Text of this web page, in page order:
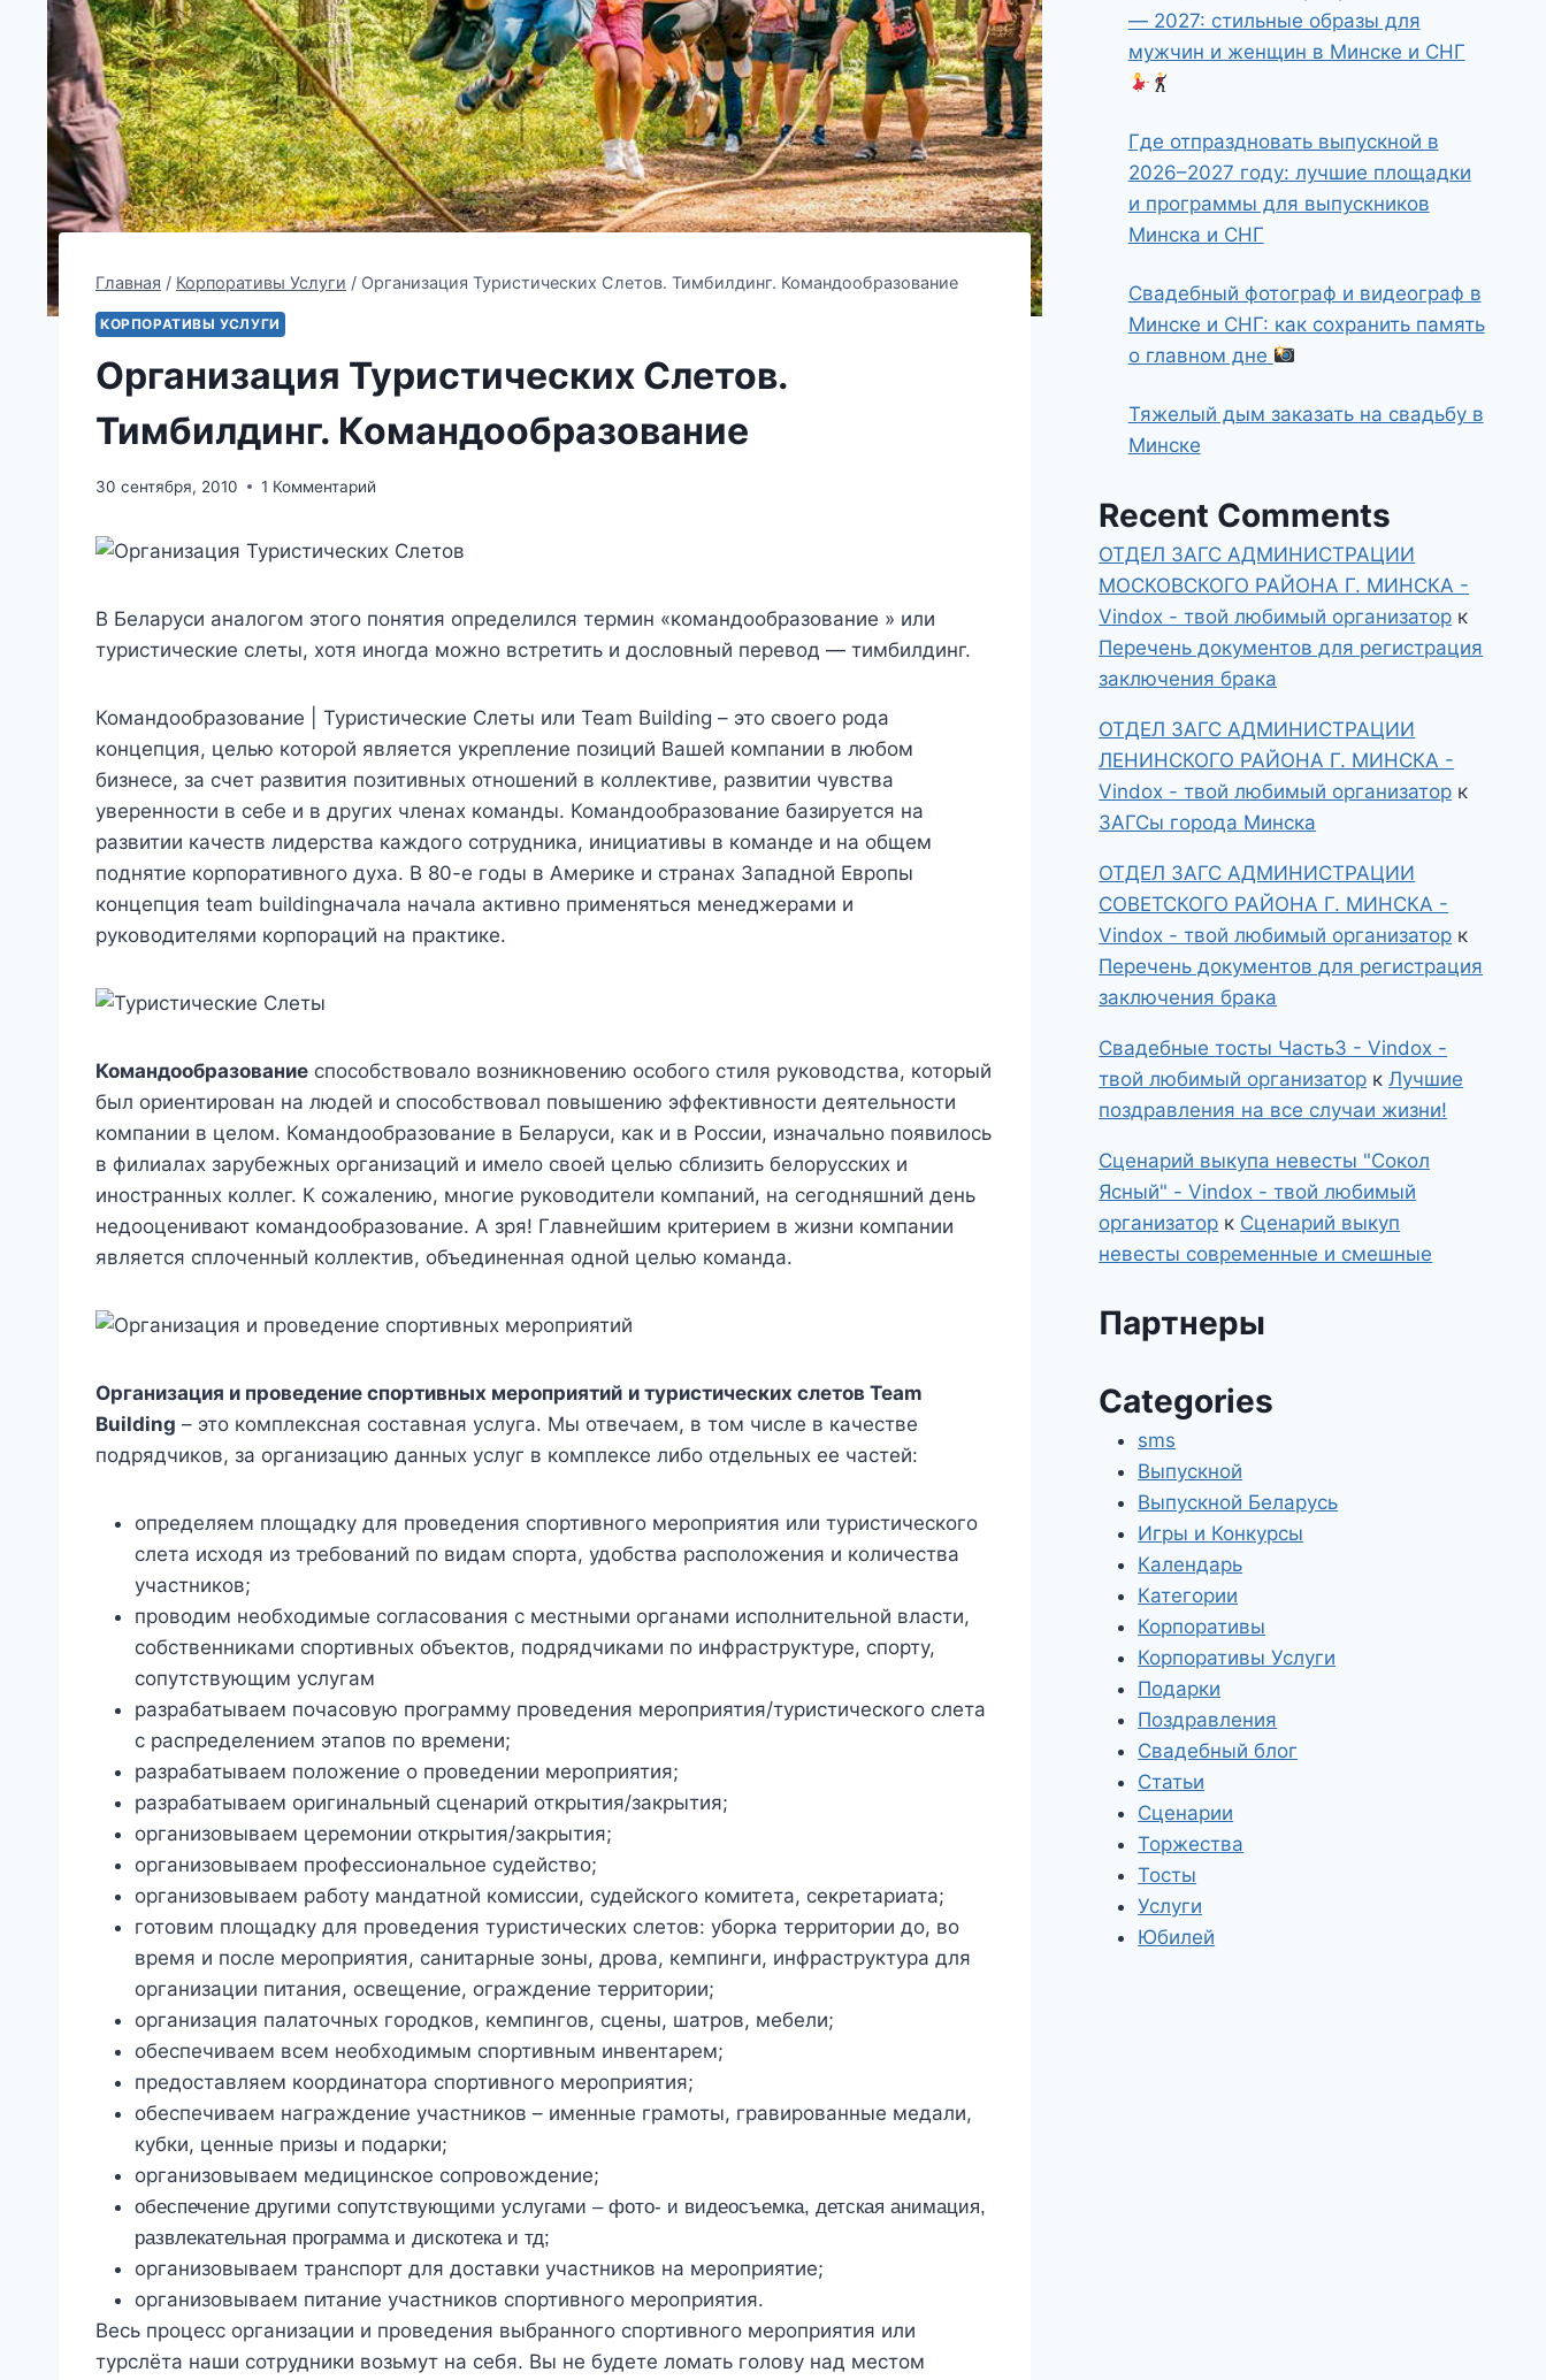
Главная / Корпоративы Услуги / Организация Туристических Слетов. Тимбилдинг. Командообразование
КОРПОРАТИВЫ УСЛУГИ
Организация Туристических Слетов.
Тимбилдинг. Командообразование
30 сентября, 2010 1 Комментарий
В Беларуси аналогом этого понятия определился термин «командообразование » или
туристические слеты, хотя иногда можно встретить и дословный перевод — тимбилдинг.
Командообразование | Туристические Cлеты или Team Building – это своего рода
концепция, целью которой является укрепление позиций Вашей компании в любом
бизнесе, за счет развития позитивных отношений в коллективе, развитии чувства
уверенности в себе и в других членах команды. Командообразование базируется на
развитии качеств лидерства каждого сотрудника, инициативы в команде и на общем
поднятие корпоративного духа. В 80-е годы в Америке и странах Западной Европы
концепция team buildingначала начала активно применяться менеджерами и
руководителями корпораций на практике.
Командообразование способствовало возникновению особого стиля руководства, который
был ориентирован на людей и способствовал повышению эффективности деятельности
компании в целом. Командообразование в Беларуси, как и в России, изначально появилось
в филиалах зарубежных организаций и имело своей целью сблизить белорусских и
иностранных коллег. К сожалению, многие руководители компаний, на сегодняшний день
недооценивают командообразование. А зря! Главнейшим критерием в жизни компании
является сплоченный коллектив, объединенная одной целью команда.
Организация и проведение спортивных мероприятий и туристических слетов Team
Building – это комплексная составная услуга. Мы отвечаем, в том числе в качестве
подрядчиков, за организацию данных услуг в комплексе либо отдельных ее частей:
определяем площадку для проведения спортивного мероприятия или туристического
слета исходя из требований по видам спорта, удобства расположения и количества
участников;
проводим необходимые согласования с местными органами исполнительной власти,
собственниками спортивных объектов, подрядчиками по инфраструктуре, спорту,
сопутствующим услугам
разрабатываем почасовую программу проведения мероприятия/туристического слета
с распределением этапов по времени;
разрабатываем положение о проведении мероприятия;
разрабатываем оригинальный сценарий открытия/закрытия;
организовываем церемонии открытия/закрытия;
организовываем профессиональное судейство;
организовываем работу мандатной комиссии, судейского комитета, секретариата;
готовим площадку для проведения туристических слетов: уборка территории до, во
время и после мероприятия, санитарные зоны, дрова, кемпинги, инфраструктура для
организации питания, освещение, ограждение территории;
организация палаточных городков, кемпингов, сцены, шатров, мебели;
обеспечиваем всем необходимым спортивным инвентарем;
предоставляем координатора спортивного мероприятия;
обеспечиваем награждение участников – именные грамоты, гравированные медали,
кубки, ценные призы и подарки;
организовываем медицинское сопровождение;
обеспечение другими сопутствующими услугами – фото- и видеосъемка, детская анимация,
развлекательная программа и дискотека и тд;
организовываем транспорт для доставки участников на мероприятие;
организовываем питание участников спортивного мероприятия.
Весь процесс организации и проведения выбранного спортивного мероприятия или
турслёта наши сотрудники возьмут на себя. Вы не будете ломать голову над местом
— 2027: стильные образы для
мужчин и женщин в Минске и СНГ
Где отпраздновать выпускной в
2026–2027 году: лучшие площадки
и программы для выпускников
Минска и СНГ
Свадебный фотограф и видеограф в
Минске и СНГ: как сохранить память
о главном дне
Тяжелый дым заказать на свадьбу в
Минске
Recent Comments
ОТДЕЛ ЗАГС АДМИНИСТРАЦИИ
МОСКОВСКОГО РАЙОНА Г. МИНСКА -
Vindox - твой любимый организатор к
Перечень документов для регистрация
заключения брака
ОТДЕЛ ЗАГС АДМИНИСТРАЦИИ
ЛЕНИНСКОГО РАЙОНА Г. МИНСКА -
Vindox - твой любимый организатор к
ЗАГСы города Минска
ОТДЕЛ ЗАГС АДМИНИСТРАЦИИ
СОВЕТСКОГО РАЙОНА Г. МИНСКА -
Vindox - твой любимый организатор к
Перечень документов для регистрация
заключения брака
Свадебные тосты Часть3 - Vindox -
твой любимый организатор кЛучшие
поздравления на все случаи жизни!
Сценарий выкупа невесты "Сокол
Ясный" - Vindox - твой любимый
организатор к Сценарий выкуп
невесты современные и смешные
Партнеры
Categories
sms
Выпускной
Выпускной Беларусь
Игры и Конкурсы
Календарь
Категории
Корпоративы
Корпоративы Услуги
Подарки
Поздравления
Свадебный блог
Статьи
Сценарии
Торжества
Тосты
Услуги
Юбилей